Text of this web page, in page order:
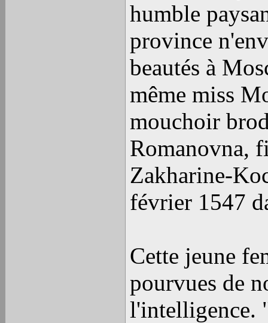
humble
province
beautés à
même miss
mouchoir
Romanovna,
Zakharine-
février 1547
Cette jeune
pourvues de
l'intelligence.